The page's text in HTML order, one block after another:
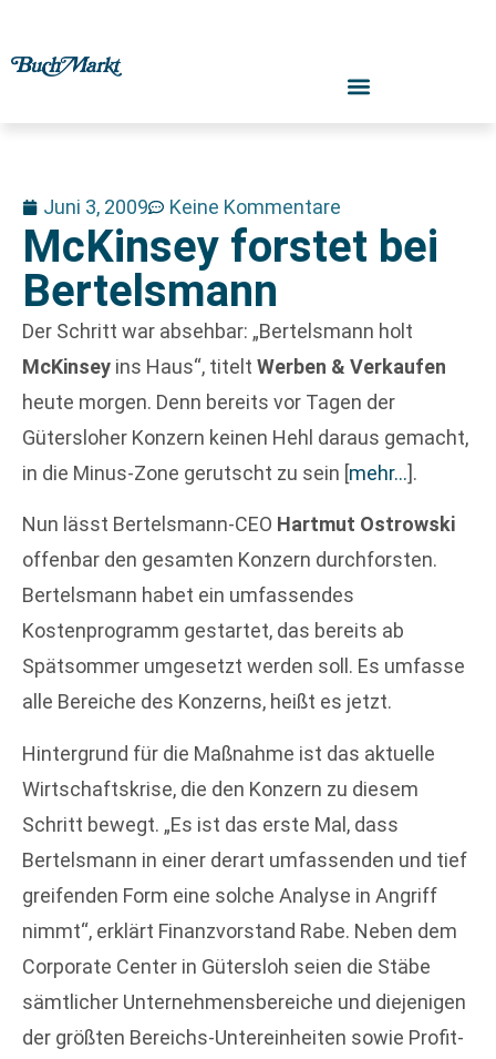
Juni 3, 2009 Keine Kommentare
McKinsey forstet bei
Bertelsmann
Der Schritt war absehbar: „Bertelsmann holt
McKinsey ins Haus“, titelt Werben & Verkaufen
heute morgen. Denn bereits vor Tagen der
Gütersloher Konzern keinen Hehl daraus gemacht,
in die Minus-Zone gerutscht zu sein [mehr…].
Nun lässt Bertelsmann-CEO Hartmut Ostrowski
offenbar den gesamten Konzern durchforsten.
Bertelsmann habet ein umfassendes
Kostenprogramm gestartet, das bereits ab
Spätsommer umgesetzt werden soll. Es umfasse
alle Bereiche des Konzerns, heißt es jetzt.
Hintergrund für die Maßnahme ist das aktuelle
Wirtschaftskrise, die den Konzern zu diesem
Schritt bewegt. „Es ist das erste Mal, dass
Bertelsmann in einer derart umfassenden und tief
greifenden Form eine solche Analyse in Angriff
nimmt“, erklärt Finanzvorstand Rabe. Neben dem
Corporate Center in Gütersloh seien die Stäbe
sämtlicher Unternehmensbereiche und diejenigen
der größten Bereichs-Untereinheiten sowie Profit-